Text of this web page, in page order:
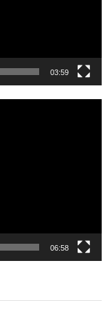
03:59
06:58